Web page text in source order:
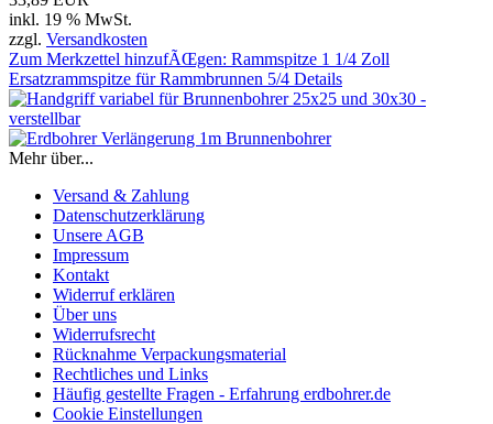
inkl. 19 % MwSt.
zzgl. Versandkosten
Zum Merkzettel hinzufÃŒgen: Rammspitze 1 1/4 Zoll
Ersatzrammspitze für Rammbrunnen 5/4 Details
Mehr über...
Versand & Zahlung
Datenschutzerklärung
Unsere AGB
Impressum
Kontakt
Widerruf erklären
Über uns
Widerrufsrecht
Rücknahme Verpackungsmaterial
Rechtliches und Links
Häufig gestellte Fragen - Erfahrung erdbohrer.de
Cookie Einstellungen